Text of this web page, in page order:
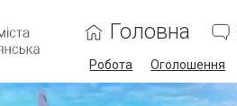
Головна
Робота Оголошення